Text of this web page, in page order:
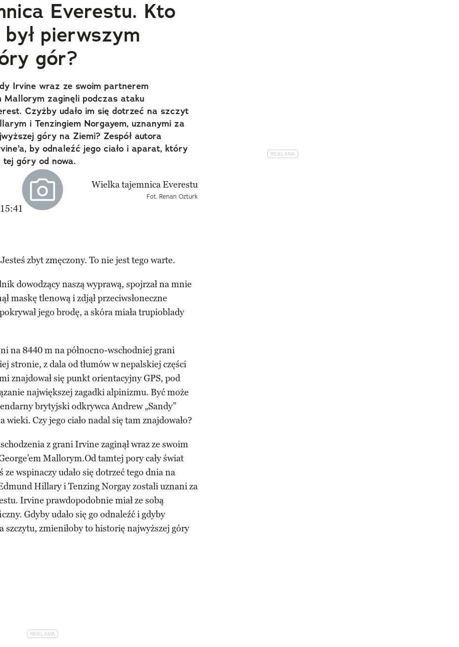
Everestu. Kto
był pierwszym
gór?
Irvine wraz ze swoim partnerem
Mallorym zaginęli podczas ataku
Czyżby udało im się dotrzeć na szczyt
i Tenzingiem Norgayem, uznanymi za
góry na Ziemi? Zespół autora
by odnaleźć jego ciało i aparat, który
tej góry od nowa.
Fot. Renan Ozturk
zbyt zmęczony. To nie jest tego warte.
dowodzący naszą wyprawą, spojrzał na mnie
maskę tlenową i zdjął przeciwsłoneczne
jego brodę, a skóra miała trupioblady
na 8440 m na północno-wschodniej grani
stronie, z dala od tłumów w nepalskiej części
znajdował się punkt orientacyjny GPS, pod
największej zagadki alpinizmu. Być może
brytyjski odkrywca Andrew „Sandy”
wieki. Czy jego ciało nadal się tam znajdowało?
z grani Irvine zaginął wraz ze swoim
Mallorym.Od tamtej pory cały świat
ze wspinaczy udało się dotrzeć tego dnia na
Hillary i Tenzing Norgay zostali uznani za
Irvine prawdopodobnie miał ze sobą
Gdyby udało się go odnaleźć i gdyby
szczytu, zmieniłoby to historię najwyższej góry